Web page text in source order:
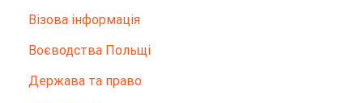
Візова інформація
Воєводства Польщі
Держава та право